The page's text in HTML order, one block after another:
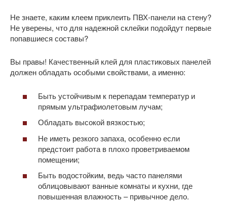
Не знаете, каким клеем приклеить ПВХ-панели на стену?
Не уверены, что для надежной склейки подойдут первые
попавшиеся составы?
Вы правы! Качественный клей для пластиковых панелей
должен обладать особыми свойствами, а именно:
Быть устойчивым к перепадам температур и
прямым ультрафиолетовым лучам;
Обладать высокой вязкостью;
Не иметь резкого запаха, особенно если
предстоит работа в плохо проветриваемом
помещении;
Быть водостойким, ведь часто панелями
облицовывают ванные комнаты и кухни, где
повышенная влажность – привычное дело.